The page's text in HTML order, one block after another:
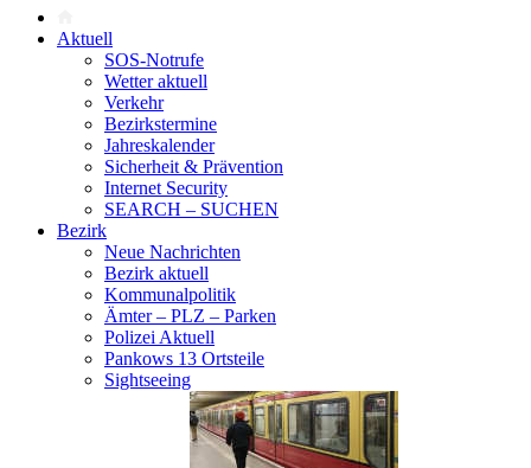
Aktuell
SOS-Notrufe
Wetter aktuell
Verkehr
Bezirkstermine
Jahreskalender
Sicherheit & Prävention
Internet Security
SEARCH – SUCHEN
Bezirk
Neue Nachrichten
Bezirk aktuell
Kommunalpolitik
Ämter – PLZ – Parken
Polizei Aktuell
Pankows 13 Ortsteile
Sightseeing